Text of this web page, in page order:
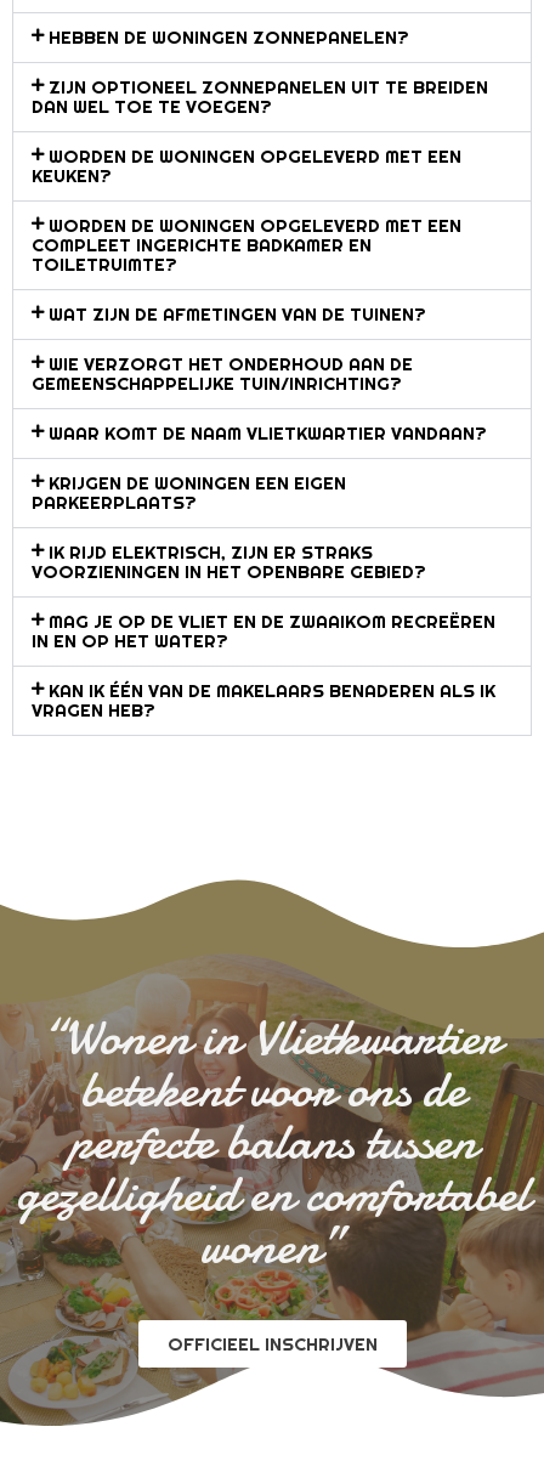
HEBBEN DE WONINGEN ZONNEPANELEN?
ZIJN OPTIONEEL ZONNEPANELEN UIT TE BREIDEN
DAN WEL TOE TE VOEGEN?
WORDEN DE WONINGEN OPGELEVERD MET EEN
KEUKEN?
WORDEN DE WONINGEN OPGELEVERD MET EEN
COMPLEET INGERICHTE BADKAMER EN
TOILETRUIMTE?
WAT ZIJN DE AFMETINGEN VAN DE TUINEN?
WIE VERZORGT HET ONDERHOUD AAN DE
GEMEENSCHAPPELIJKE TUIN/INRICHTING?
WAAR KOMT DE NAAM VLIETKWARTIER VANDAAN?
KRIJGEN DE WONINGEN EEN EIGEN
PARKEERPLAATS?
‍IK RIJD ELEKTRISCH, ZIJN ER STRAKS
VOORZIENINGEN IN HET OPENBARE GEBIED?
MAG JE OP DE VLIET EN DE ZWAAIKOM RECREËREN
IN EN OP HET WATER?
KAN IK ÉÉN VAN DE MAKELAARS BENADEREN ALS IK
VRAGEN HEB?
“Wonen in Vlietkwartier
betekent voor ons de
perfecte balans tussen
gezelligheid en comfortabel
wonen”
OFFICIEEL INSCHRIJVEN